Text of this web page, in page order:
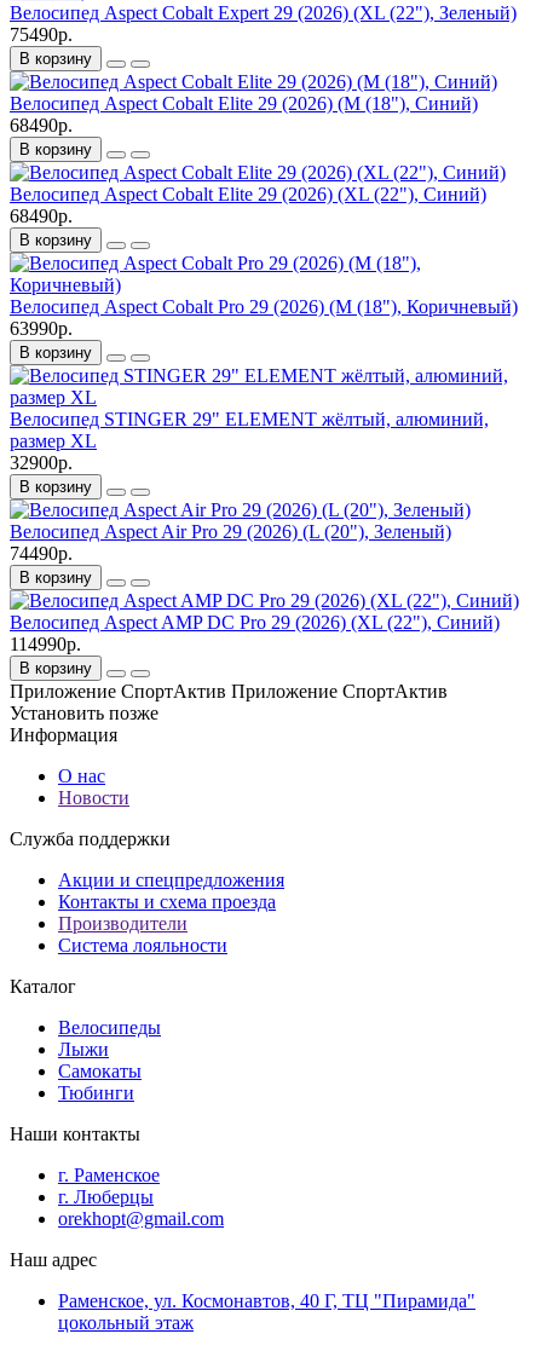
Велосипед Aspect Cobalt Expert 29 (2026) (XL (22"), Зеленый)
75490р.
В корзину
Велосипед Aspect Cobalt Elite 29 (2026) (M (18"), Синий)
68490р.
В корзину
Велосипед Aspect Cobalt Elite 29 (2026) (XL (22"), Синий)
68490р.
В корзину
Велосипед Aspect Cobalt Pro 29 (2026) (M (18"), Коричневый)
63990р.
В корзину
Велосипед STINGER 29" ELEMENT жёлтый, алюминий,
размер XL
32900р.
В корзину
Велосипед Aspect Air Pro 29 (2026) (L (20"), Зеленый)
74490р.
В корзину
Велосипед Aspect AMP DC Pro 29 (2026) (XL (22"), Синий)
114990р.
В корзину
Приложение СпортАктив Приложение СпортАктив
Установить позже
Информация
О нас
Новости
Служба поддержки
Акции и спецпредложения
Контакты и схема проезда
Производители
Система лояльности
Каталог
Велосипеды
Лыжи
Самокаты
Тюбинги
Наши контакты
г. Раменское
г. Люберцы
orekhopt@gmail.com
Наш адрес
Раменское, ул. Космонавтов, 40 Г, ТЦ "Пирамида"
цокольный этаж